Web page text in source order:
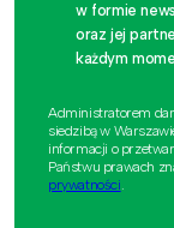
w formie
oraz jej
każdym
Administratorem
siedzibą w
informacji o
Państwu prawach
prywatności.